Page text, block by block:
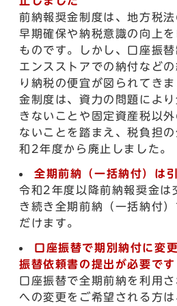
前納報奨金制度は、地方税
早期確保や納税意識の向上
ものです。しかし、口座振
エンスストアでの納付など
り納税の便宜が図られてき
金制度は、資力の問題によ
きないことや固定資産税以
ないことを踏まえ、税負担
和2年度から廃止しました。
全期前納（一括納付）は
令和2年度以降前納報奨金は
き続き全期前納（一括納付
だけます。
口座振替で期別納付に変
振替依頼書の提出が必要です
口座振替で全期前納を利用
への変更をご希望される方